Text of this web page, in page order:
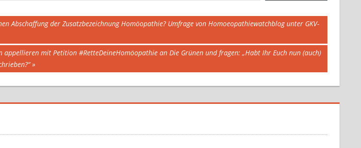
Abschaffung der Zusatzbezeichnung Homöopathie? Umfrage von Homoeopathiewatchblog unter GKV-
appellieren mit Petition #RetteDeineHomöopathie an Die Grünen und fragen: „Habt Ihr Euch nun (auch)